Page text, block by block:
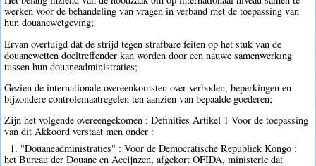
werken voor de behandeling van vragen in verband met de toepassing van
hun douanewetgeving;
Ervan overtuigd dat de strijd tegen strafbare feiten op het stuk van de
douanewetten doeltreffender kan worden door een nauwe samenwerking
tussen hun douaneadministraties;
Gezien de internationale overeenkomsten over verboden, beperkingen en
bijzondere controlemaatregelen ten aanzien van bepaalde goederen;
Zijn het volgende overeengekomen : Definities Artikel 1 Voor de toepassing
van dit Akkoord verstaat men onder :
1. "Douaneadministraties" : Voor de Democratische Republiek Kongo :
het Bureau der Douane en Accijnzen, afgekort OFIDA, ministerie dat